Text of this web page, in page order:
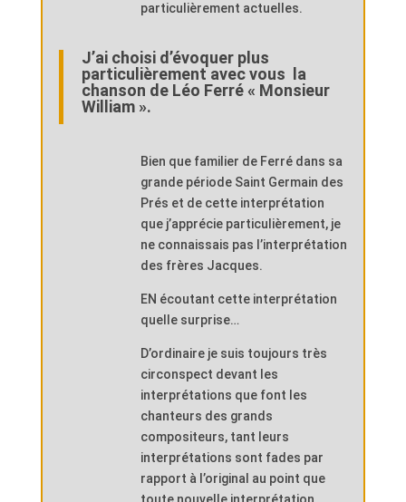
particulièrement actuelles.
J’ai choisi d’évoquer plus
particulièrement avec vous la
chanson de Léo Ferré « Monsieur
William ».
Bien que familier de Ferré dans sa
grande période Saint Germain des
Prés et de cette interprétation
que j’apprécie particulièrement, je
ne connaissais pas l’interprétation
des frères Jacques.
EN écoutant cette interprétation
quelle surprise…
D’ordinaire je suis toujours très
circonspect devant les
interprétations que font les
chanteurs des grands
compositeurs, tant leurs
interprétations sont fades par
rapport à l’original au point que